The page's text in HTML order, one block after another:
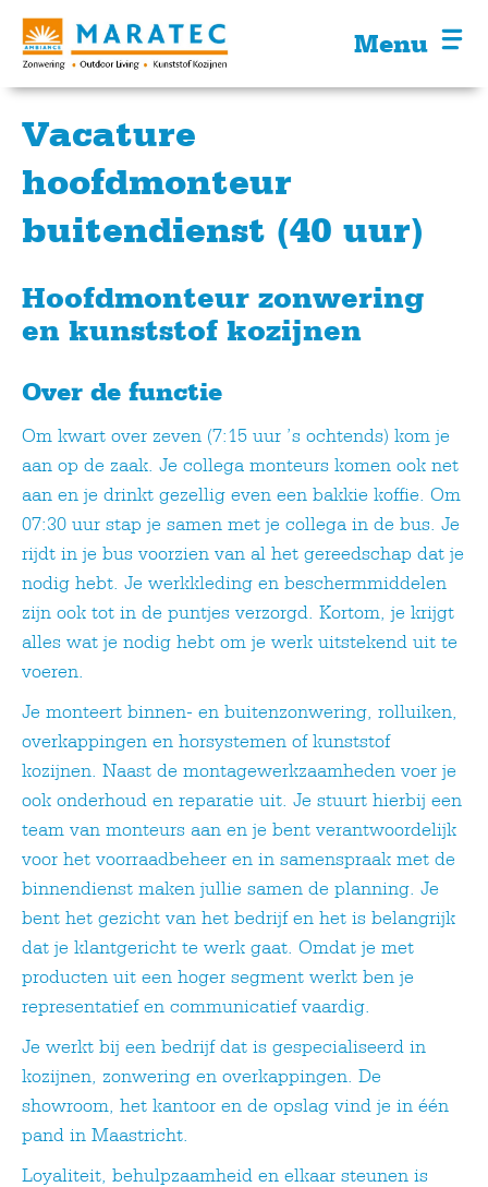
Menu
Vacature
hoofdmonteur
buitendienst (40 uur)
Hoofdmonteur zonwering
en kunststof kozijnen
Over de functie
Om kwart over zeven (7:15 uur ’s ochtends) kom je
aan op de zaak. Je collega monteurs komen ook net
aan en je drinkt gezellig even een bakkie koffie. Om
07:30 uur stap je samen met je collega in de bus. Je
rijdt in je bus voorzien van al het gereedschap dat je
nodig hebt. Je werkkleding en beschermmiddelen
zijn ook tot in de puntjes verzorgd. Kortom, je krijgt
alles wat je nodig hebt om je werk uitstekend uit te
voeren.
Je monteert binnen- en buitenzonwering, rolluiken,
overkappingen en horsystemen of kunststof
kozijnen. Naast de montagewerkzaamheden voer je
ook onderhoud en reparatie uit. Je stuurt hierbij een
team van monteurs aan en je bent verantwoordelijk
voor het voorraadbeheer en in samenspraak met de
binnendienst maken jullie samen de planning. Je
bent het gezicht van het bedrijf en het is belangrijk
dat je klantgericht te werk gaat. Omdat je met
producten uit een hoger segment werkt ben je
representatief en communicatief vaardig.
Je werkt bij een bedrijf dat is gespecialiseerd in
kozijnen, zonwering en overkappingen. De
showroom, het kantoor en de opslag vind je in één
pand in Maastricht.
Loyaliteit, behulpzaamheid en elkaar steunen is